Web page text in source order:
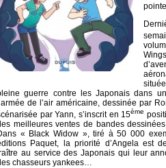
guerre contre les Japonais dans
de l’air américaine, dessinée par
par Yann, s’inscrit en 15ème
meilleures ventes de bandes
« Black Widow », tiré à 50 000
Paquet, la priorité d’Angela est
au service des Japonais qui leur
chasseurs yankees…